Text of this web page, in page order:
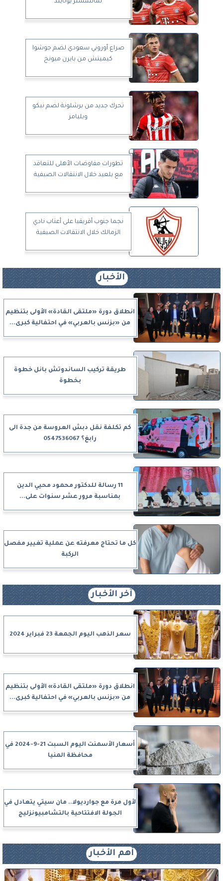
لمانشستر يونايتد
صراع أوروبي سعودي لضم جوشوا
كيميتش من بايرن ميونخ
تحرك جديد من برشلونة لضم نيكو
ويليامز
تطورات مفاوضات الأهلى للتعاقد
مع بلعيد خلال الانتقالات الصيفية
نجما جنوب أفريقيا على أعتاب نادي
الزمالك خلال الانتقالات الصيفية
الأخبار
انطلاق دورة «ملتقى القادة» الأولى بتنظيم
من «بزنس بالعربي» في احتفالية كبرى...
طريقة تركيب الساندوتش بانل خطوة
بخطوة
كم تكلفة نقل دبش العروسة من جدة الى
رابغ؟ 0547536067
11 رسالة للدكتور محمود محيي الدين
بمناسبة مرور عشر سنوات على...
كل ما تحتاج معرفته عن عملية تغيير مفصل
الركبة
آخر الأخبار
سعر الذهب اليوم الجمعة 23 فبراير 2024
انطلاق دورة «ملتقى القادة» الأولى بتنظيم
من «بزنس بالعربي» في احتفالية كبرى...
أسعار الأسمنت اليوم السبت 21-9-2024 في
محافظة المنيا
لأول مرة مع جوارديولا.. مان سيتي يتعادل في
الجولة الافتتاحية بالتشامبيونزليج
أهم الأخبار